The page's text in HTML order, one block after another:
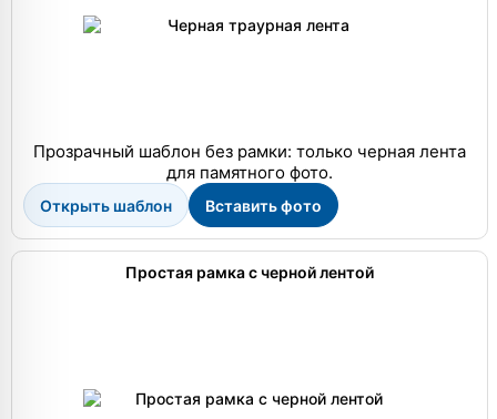
Прозрачный шаблон без рамки: только черная лента
для памятного фото.
Открыть шаблон Вставить фото
Простая рамка с черной лентой